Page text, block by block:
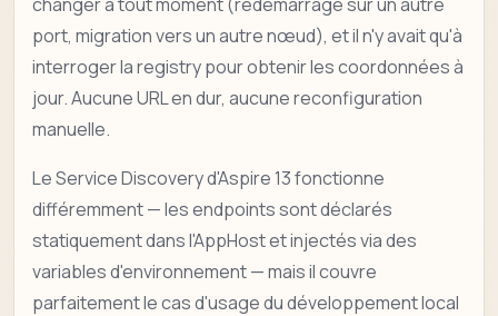
port, migration vers un autre nœud), et il n'y avait qu'à
interroger la registry pour obtenir les coordonnées à
jour. Aucune URL en dur, aucune reconfiguration
manuelle.
Le Service Discovery d'Aspire 13 fonctionne
différemment — les endpoints sont déclarés
statiquement dans l'AppHost et injectés via des
variables d'environnement — mais il couvre
parfaitement le cas d'usage du développement local